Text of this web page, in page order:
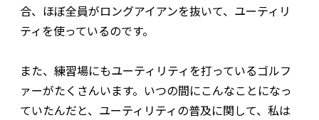
合、ほぼ全員がロングアイアンを抜いて、ユーティリ
ティを使っているのです。
また、練習場にもユーティリティを打っているゴルフ
ァーがたくさんいます。いつの間にこんなことになっ
ていたんだと、ユーティリティの普及に関して、私は